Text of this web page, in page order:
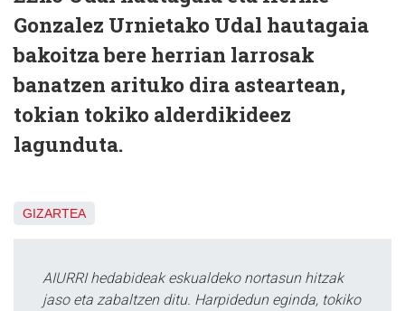
Gonzalez Urnietako Udal hautagaia
bakoitza bere herrian larrosak
banatzen arituko dira asteartean,
tokian tokiko alderdikideez
lagunduta.
GIZARTEA
AIURRI hedabideak eskualdeko nortasun hitzak
jaso eta zabaltzen ditu. Harpidedun eginda, tokiko